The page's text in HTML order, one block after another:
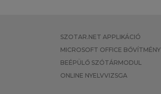
SZOTAR.NET APPLIKÁCIÓ
MICROSOFT OFFICE BŐVÍTMÉNY
BEÉPÜLŐ SZÓTÁRMODUL
ONLINE NYELVVIZSGA